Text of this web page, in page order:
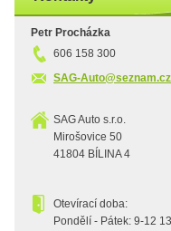
Petr Procházka
606 158 300
SAG-Auto@seznam.cz
SAG Auto s.r.o.
Mirošovice 50
41804 BÍLINA 4
Otevírací doba:
Pondělí - Pátek: 9-12